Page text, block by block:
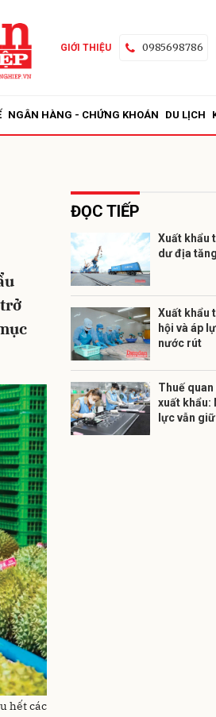
GIỚI THIỆU 0985698786
NGÂN HÀNG - CHỨNG KHOÁN DU LỊCH
hết các
ĐỌC TIẾP
Xuất khẩu
dư địa
Xuất khẩu
hội và áp
nước rút
Thuế
xuất khẩu:
lực vẫn
Gửi